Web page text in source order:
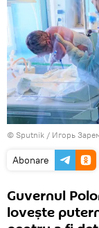
© Sputnik / Игорь
Abonare
Guvernul
lovește